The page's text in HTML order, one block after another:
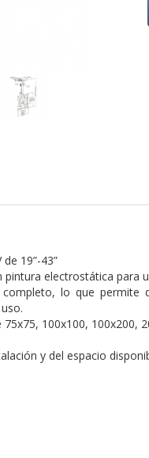
19”-43”
electrostática para
lo que
100x100, 100x200,
y del espacio